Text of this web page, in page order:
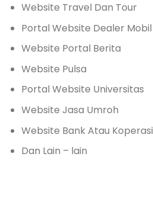
Website Travel Dan Tour
Portal Website Dealer Mobil
Website Portal Berita
Website Pulsa
Portal Website Universitas
Website Jasa Umroh
Website Bank Atau Koperasi
Dan Lain – lain